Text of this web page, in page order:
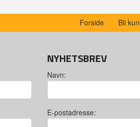
Forside Bli
NYHETSBREV
Navn:
E-postadresse: